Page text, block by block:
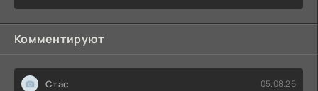
Комментируют
Стас 05.08.26